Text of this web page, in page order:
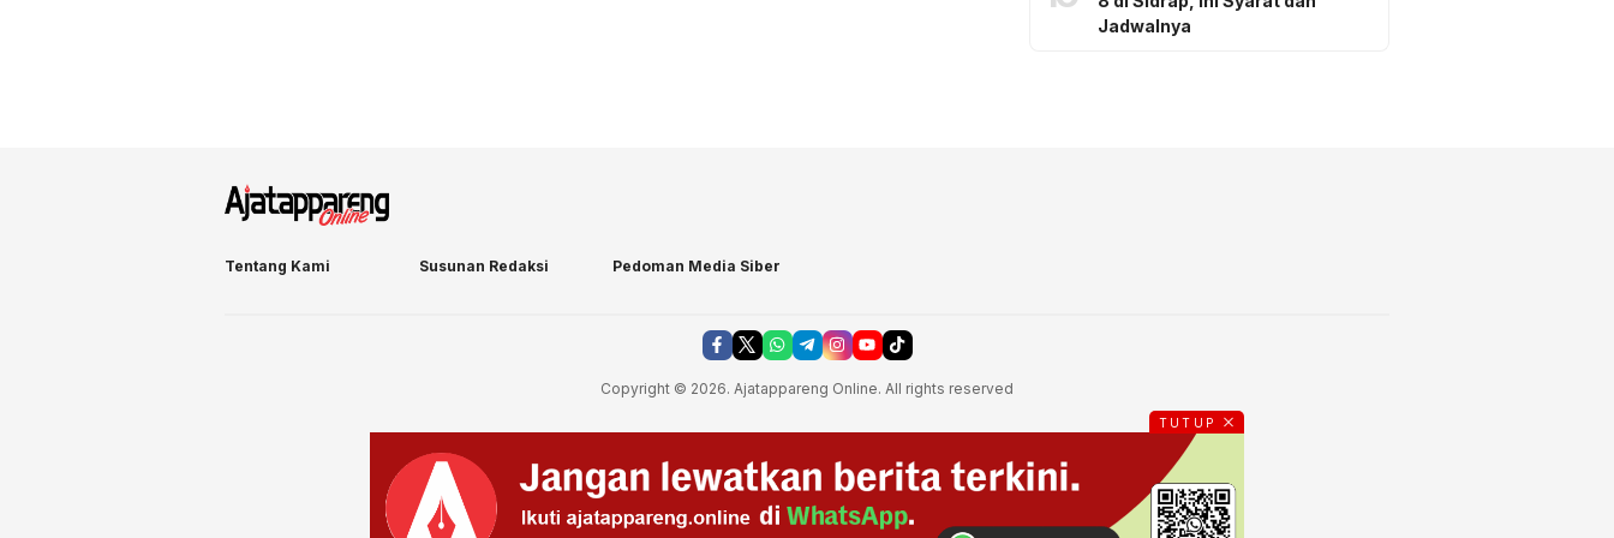
Jadwalnya
Tentang Kami Susunan Redaksi Pedoman Media Siber
Copyright © 2026. Ajatappareng Online. All rights reserved
TUTUP